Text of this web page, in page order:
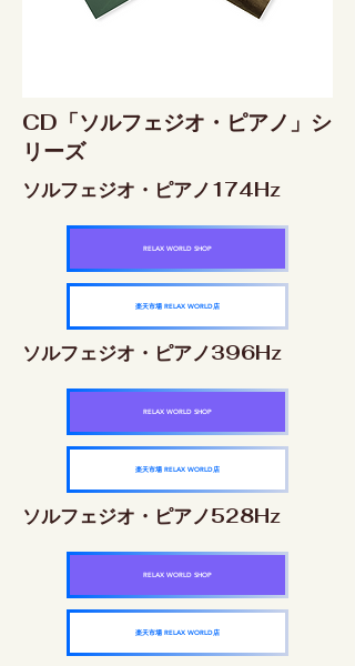
CD「ソルフェジオ・ピアノ」シ
リーズ
ソルフェジオ・ピアノ174Hz
RELAX WORLD SHOP
楽天市場 RELAX WORLD店
ソルフェジオ・ピアノ396Hz
RELAX WORLD SHOP
楽天市場 RELAX WORLD店
ソルフェジオ・ピアノ528Hz
RELAX WORLD SHOP
楽天市場 RELAX WORLD店